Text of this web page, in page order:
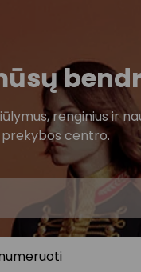
renginius ir
prekybos centro.